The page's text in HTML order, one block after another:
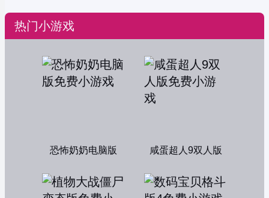
热门小游戏
恐怖奶奶电脑版 咸蛋超人9双人版